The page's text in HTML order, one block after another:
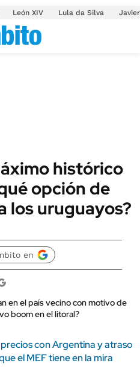
León XIV Lula da Silva
histórico
opción de
los uruguayos?
en
en el país vecino con motivo de
boom en el litoral?
con Argentina y atraso
el MEF tiene en la mira